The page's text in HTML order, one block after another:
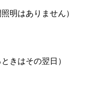
明はありません）
きはその翌日）